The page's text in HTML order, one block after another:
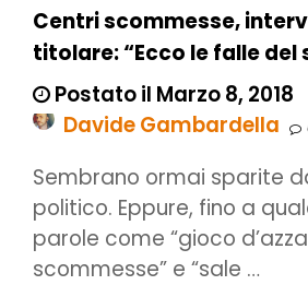
Centri scommesse,
titolare: “Ecco le falle del
Postato il Marzo 8, 2018
Davide Gambardella
Sembrano ormai sparite
politico. Eppure, fino a
parole come “gioco
scommesse” e “sale …